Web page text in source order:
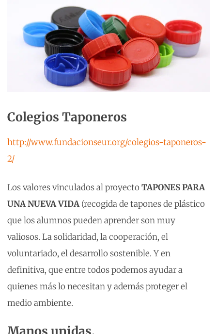
Colegios Taponeros
http://www.fundacionseur.org/colegios-taponeros-
2/
Los valores vinculados al proyectoTAPONES PARA
UNA NUEVA VIDA(recogida de tapones de plástico
que los alumnos pueden aprender son muy
valiosos. La solidaridad, la cooperación, el
voluntariado, el desarrollo sostenible. Y en
definitiva, que entre todos podemos ayudar a
quienes más lo necesitan y además proteger el
medio ambiente.